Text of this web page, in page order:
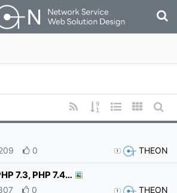
RSS
게시물 정렬
웹진 스타일
갤러리게
등록자 THEON
회 추천
0
7.3, PHP 7.4…
등록자 THEON
추천
0